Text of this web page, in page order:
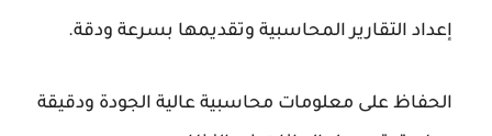
إعداد التقارير المحاسبية وتقديمها بسرعة ودقة.
الحفاظ على معلومات محاسبية عالية الجودة ودقيقة